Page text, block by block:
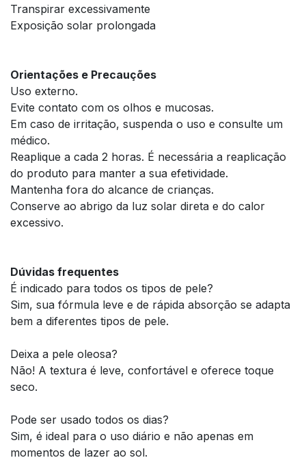
Transpirar excessivamente
Exposição solar prolongada
Orientações e Precauções
Uso externo.
Evite contato com os olhos e mucosas.
Em caso de irritação, suspenda o uso e consulte um
médico.
Reaplique a cada 2 horas. É necessária a reaplicação
do produto para manter a sua efetividade.
Mantenha fora do alcance de crianças.
Conserve ao abrigo da luz solar direta e do calor
excessivo.
Dúvidas frequentes
É indicado para todos os tipos de pele?
Sim, sua fórmula leve e de rápida absorção se adapta
bem a diferentes tipos de pele.
Deixa a pele oleosa?
Não! A textura é leve, confortável e oferece toque
seco.
Pode ser usado todos os dias?
Sim, é ideal para o uso diário e não apenas em
momentos de lazer ao sol.